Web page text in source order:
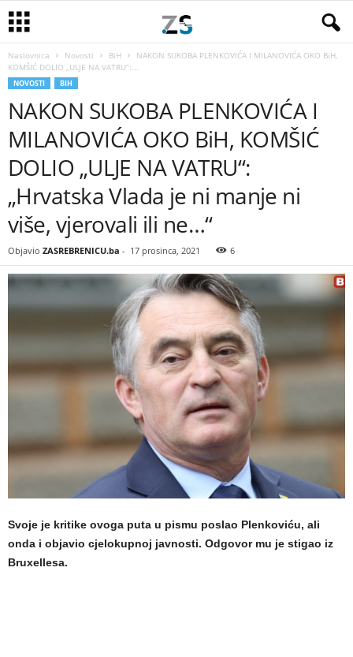
Naslovnica Novosti BiH
NAKON SUKOBA PLENKOVIĆA I MILANOVIĆA OKO BiH,
KOMŠIĆ DOLIO „ULJE NA VATRU“:...
NOVOSTI BIH
NAKON SUKOBA PLENKOVIĆA I
MILANOVIĆA OKO BiH, KOMŠIĆ
DOLIO „ULJE NA VATRU“:
„Hrvatska Vlada je ni manje ni
više, vjerovali ili ne…“
Objavio ZASREBRENICU.ba - 17 prosinca, 2021 6
Svoje je kritike ovoga puta u pismu poslao Plenkoviću, ali
onda i objavio cjelokupnoj javnosti. Odgovor mu je stigao iz
Bruxellesa.